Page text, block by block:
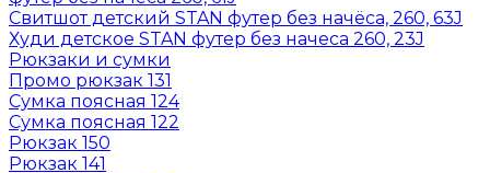
Свитшот детский STAN футер без начёса, 260, 63J
Худи детское STAN футер без начеса 260, 23J
Рюкзаки и сумки
Промо рюкзак 131
Сумка поясная 124
Сумка поясная 122
Рюкзак 150
Рюкзак 141